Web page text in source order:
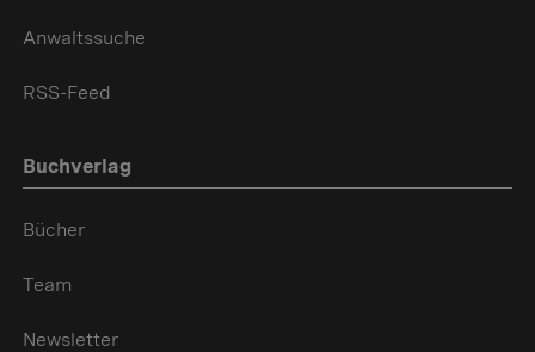
Anwaltssuche
RSS-Feed
Buchverlag
Bücher
Team
Newsletter